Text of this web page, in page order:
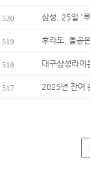
520 삼성, 25일 '
519 후라도, 올곧
518 대구삼성라이
517 2025년 잔여